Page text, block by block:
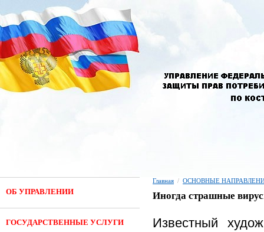
ОБ УПРАВЛЕНИИ
ГОСУДАРСТВЕННЫЕ УСЛУГИ
Главная / ОСНОВНЫЕ
Иногда страшные
Известный